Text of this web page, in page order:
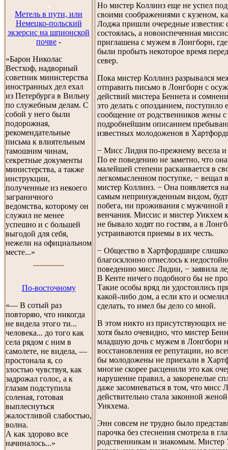
Метель в пути, или
Немецко-польский
экзерсис на шпионской
почве -
«Барон Николас
Вестхоф, надворный
советник министерства
иностранных дел ехал
из Петербурга в Вильну
по служебным делам. С
собой у него были
подорожная,
рекомендательные
письма к влиятельным
тамошним чинам,
секретные документы
министерства, а также
инструкции,
полученные из некоего
заграничного
ведомства, которому он
служил не менее
успешно и с большей
выгодой для себя,
нежели на официальном
месте...»
По-восточному
«— В сотый раз
повторяю, что никогда
не видела этого ти...
человека... до того как
села рядом с ним в
самолете, не видела, —
простонала я, со
злостью чувствуя, как
задрожал голос, а к
глазам подступила
соленая, готовая
выплеснуться
жалостливой слабостью,
волна.
А как здорово все
начиналось...»
Но мистер Коллинз еще не успел
своими соображениями с кузеном,
Лоджа пришли очередные известия:
состоялась, а новоиспеченная
приглашена с мужем в Лонгборн,
были пробыть некоторое время
север.
Пока мистер Коллинз разрывался
отправить письмо в Лонгборн с
действий мистера Беннета и
это делать с опозданием, поступило
сообщение от родственников жены с
подробнейшим описанием
известных молодоженов в
− Мисс Лидия по-прежнему весела и
По ее поведению не заметно, что
малейшей степени раскаивается в
легкомысленном поступке, − вещал
мистер Коллинз. − Она появляется
самым непринужденным видом,
побега, ни проживания с мужчиной
венчания. Миссис и мистер Уикхем
не бывало ходят по гостям, а в
устраиваются приемы в их честь.
− Общество в Хартфордшире
благосклонно отнеслось к
поведению мисс Лидии, − заявила
В Кенте ничего подобного бы не
Такие особы вряд ли удостоились
какой-либо дом, а если кто и
сделать, то имел бы дело со мной.
В этом никто из присутствующих не
хотя было очевидно, что мистер
младшую дочь с мужем в Лонгборн
восстановления ее репутации, но
бы молодожены не приехали в
многие скорее расценили это как
нарушение правил, а закоренелые
даже засомневаться в том, что мисс
действительно стала законной
Уикхема.
Энн совсем не трудно было
парочка без стеснения смотрела в
родственникам и знакомым. Мистер